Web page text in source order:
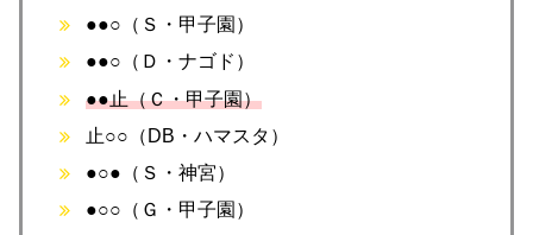
●●○（Ｓ・甲子園）
●●○（Ｄ・ナゴド）
●●止（Ｃ・甲子園）
止○○（DB・ハマスタ）
●○●（Ｓ・神宮）
●○○（Ｇ・甲子園）